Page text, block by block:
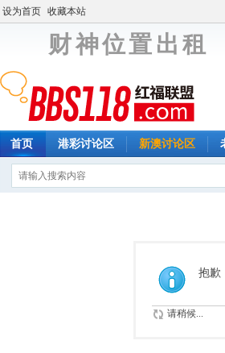
设为首页 收藏本站
财 神 位 置 出 租
首页 港彩讨论区 新澳讨论区
抱歉
请稍候...